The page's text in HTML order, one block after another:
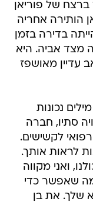
של פוריאן
הותירה אחריה
בדירה בזמן
מצד אביה. היא
עדיין מאושפז
נכונות
סתיו, חברה
לקשישים.
לראות אותך.
ואני מקווה
שאפשר כדי
שלך. את בן